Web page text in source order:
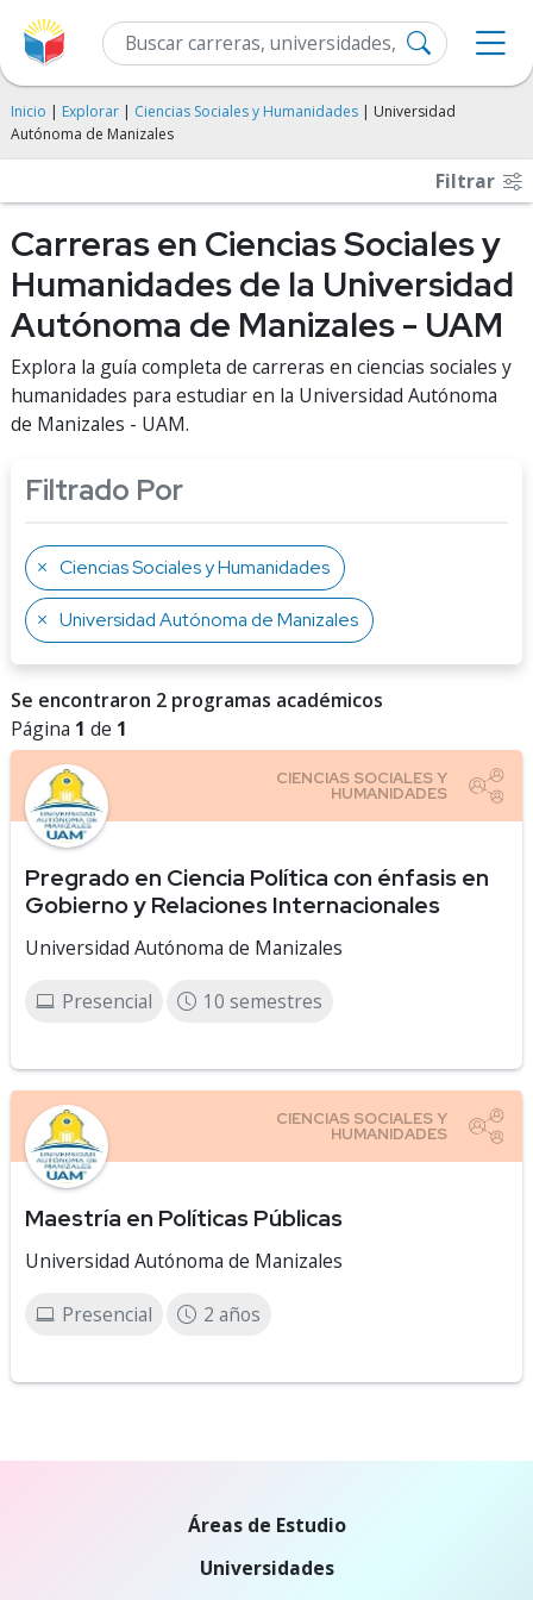
Inicio | Explorar | Ciencias Sociales y Humanidades | Universidad
Autónoma de Manizales
Filtrar
Carreras en Ciencias Sociales y
Humanidades de la Universidad
Autónoma de Manizales - UAM
Explora la guía completa de carreras en ciencias sociales y
humanidades para estudiar en la Universidad Autónoma
de Manizales - UAM.
Filtrado Por
Ciencias Sociales y Humanidades
Universidad Autónoma de Manizales
Se encontraron 2 programas académicos
Página 1 de 1
Pregrado en Ciencia Política con énfasis en
Gobierno y Relaciones Internacionales
Universidad Autónoma de Manizales
Presencial 10 semestres
Maestría en Políticas Públicas
Universidad Autónoma de Manizales
Presencial 2 años
Áreas de Estudio
Universidades